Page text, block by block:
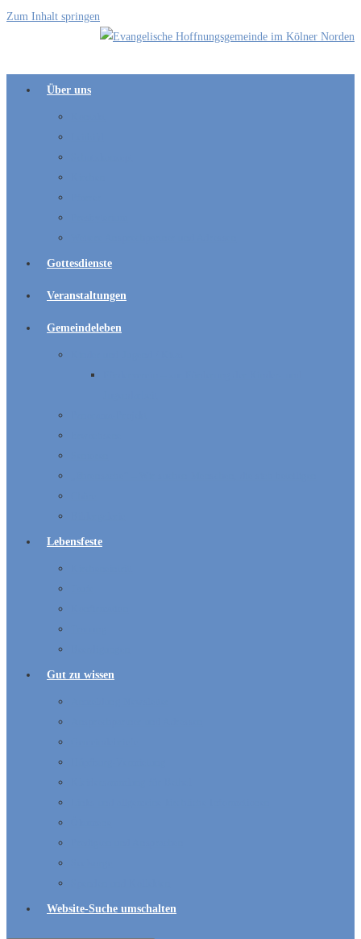
Zum Inhalt springen
Über uns
Gottesdienste
Veranstaltungen
Gemeindeleben
Lebensfeste
Gut zu wissen
Website-Suche umschalten